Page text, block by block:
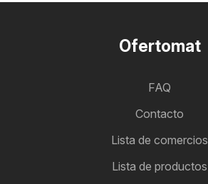
Ofertomat
FAQ
Contacto
Lista de comercios
Lista de productos